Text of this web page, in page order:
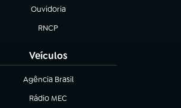
Ouvidoria
(abre em nova aba)
RNCP
(abre em nova aba)
Veículos
Agência Brasil
(abre em nova aba)
Rádio MEC
(abre em nova aba)